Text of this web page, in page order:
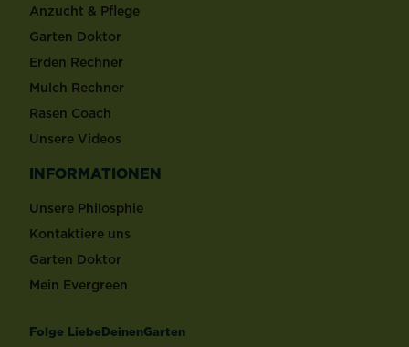
Anzucht & Pflege
Garten Doktor
Erden Rechner
Mulch Rechner
Rasen Coach
Unsere Videos
INFORMATIONEN
Unsere Philosphie
Kontaktiere uns
Garten Doktor
Mein Evergreen
Folge LiebeDeinenGarten